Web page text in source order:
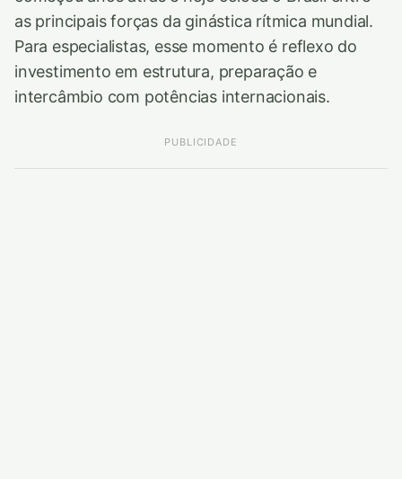
as principais forças da ginástica rítmica mundial.
Para especialistas, esse momento é reflexo do
investimento em estrutura, preparação e
intercâmbio com potências internacionais.
PUBLICIDADE